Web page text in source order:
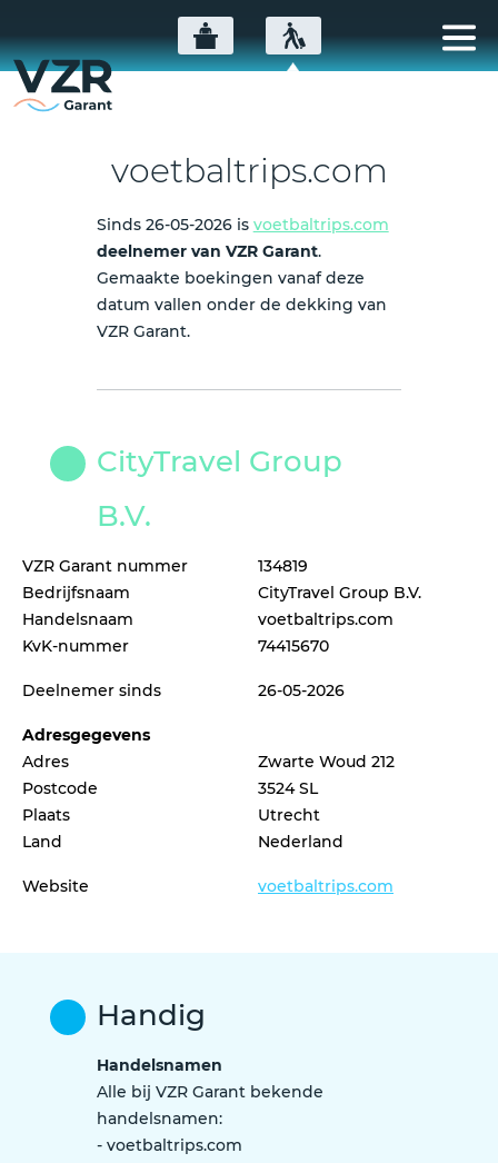
voetbaltrips.com
Sinds 26-05-2026 is voetbaltrips.com
deelnemer van VZR Garant.
Gemaakte boekingen vanaf deze
datum vallen onder de dekking van
VZR Garant.
CityTravel Group
B.V.
VZR Garant nummer
134819
Bedrijfsnaam
CityTravel Group B.V.
Handelsnaam
voetbaltrips.com
KvK-nummer
74415670
Deelnemer sinds 26-05-2026
Adresgegevens
Adres
Zwarte Woud 212
Postcode
3524 SL
Plaats
Utrecht
Land
Nederland
Website voetbaltrips.com
Handig
Handelsnamen
Alle bij VZR Garant bekende
handelsnamen:
- voetbaltrips.com